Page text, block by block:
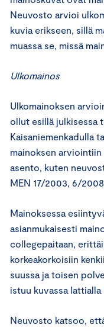
Neuvosto arvioi
kuvia erikseen, sillä
muassa se, missä
Ulkomainos
Ulkomainoksen
ollut esillä julkisessa
Kaisaniemenkadulla
mainoksen
asento, kuten
MEN 17/2003, 6/
Mainoksessa
asianmukaisesti
collegepaitaan,
korkeakorkoisiin
suussa ja toisen
istuu kuvassa lattialla
Neuvosto katsoo,